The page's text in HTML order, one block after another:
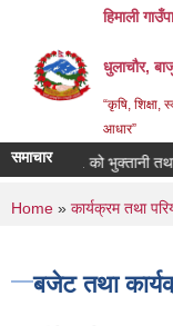
हिमाली
धुलाचौर,
“कृषि, शिक्षा,
आधार”
समाचार
आ.व. को भुक्तानी तथा
You are
Home » कार्यक्रम तथा
बजेट तथा